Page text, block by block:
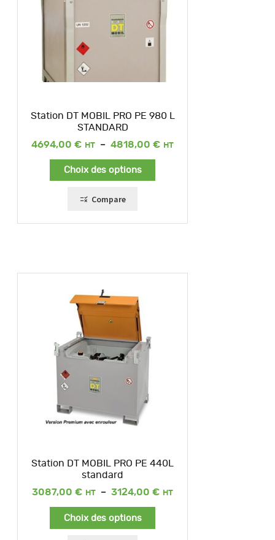
Station DT MOBIL PRO PE 980 L
STANDARD
4694,00 € – 4818,00 €
Plage
Choix des options
Compare
Station DT MOBIL PRO PE 440L
standard
3087,00 € – 3124,00 €
Plage
Choix des options